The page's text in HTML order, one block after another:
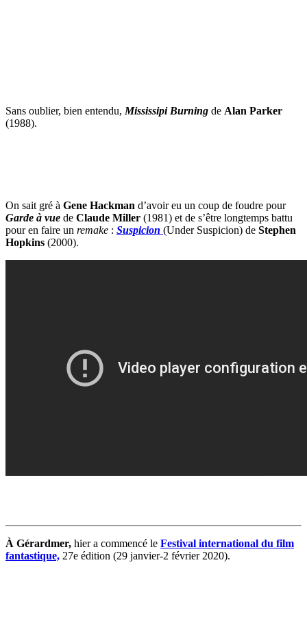
Sans oublier, bien entendu, Mississipi Burning de Alan Parker
(1988).
On sait gré à Gene Hackman d’avoir eu un coup de foudre pour
Garde à vue de Claude Miller (1981) et de s’être longtemps battu
pour en faire un remake : Suspicion (Under Suspicion) de Stephen
Hopkins (2000).
À Gérardmer, hier a commencé le Festival international du film
fantastique, 27e édition (29 janvier-2 février 2020).